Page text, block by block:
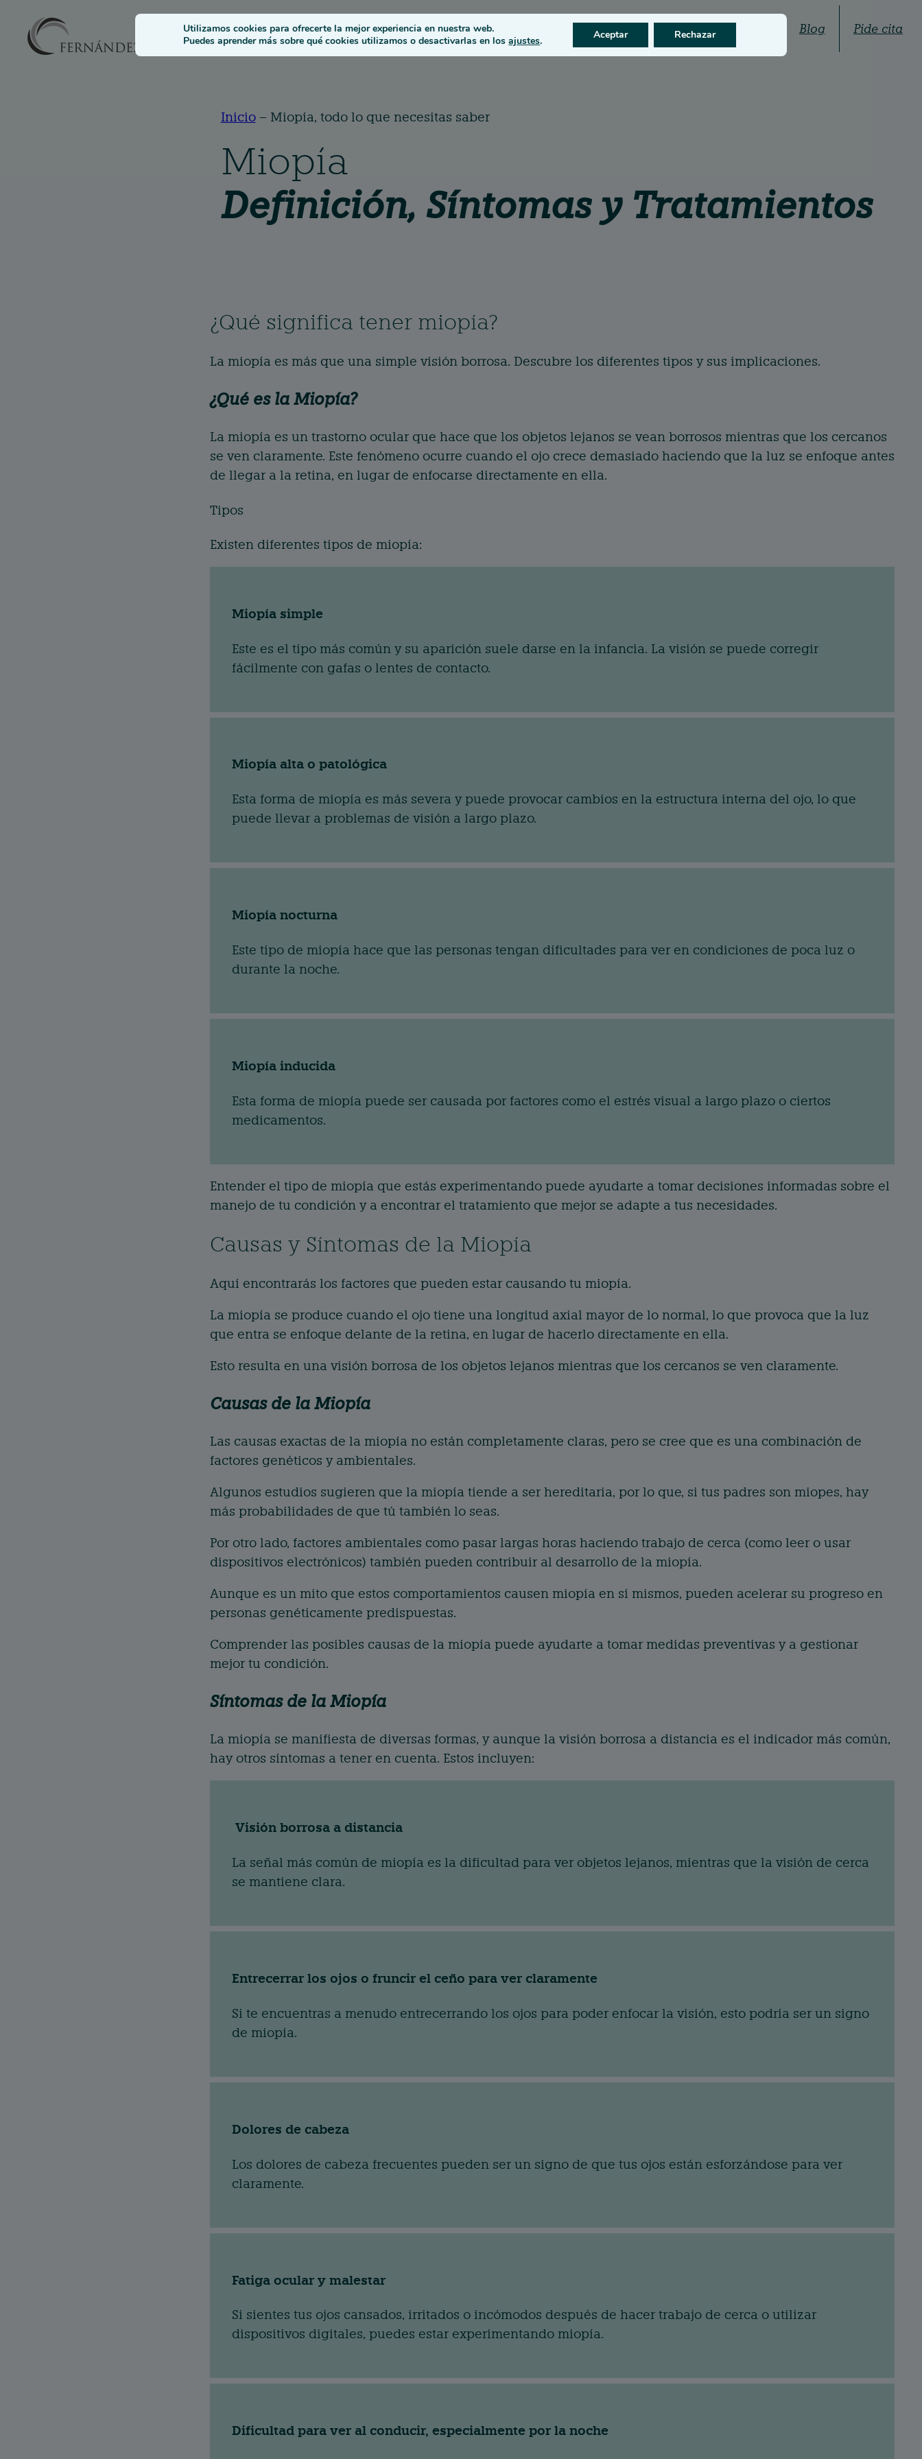
Soluciones Condiciones oculares Quiénes somos Blog Pide cita
Inicio– Miopía, todo lo que necesitas saber
Miopía
Definición, Síntomas y Tratamientos
¿Qué significa tener miopía?
La miopía es más que una simple visión borrosa. Descubre los diferentes tipos y sus implicaciones.
¿Qué es la Miopía?
La miopía es un trastorno ocular que hace que los objetos lejanos se vean borrosos mientras que los cercanos
se ven claramente. Este fenómeno ocurre cuando el ojo crece demasiado haciendo que la luz se enfoque antes
de llegar a la retina, en lugar de enfocarse directamente en ella.
Tipos
Existen diferentes tipos de miopía:
Miopía simple
Este es el tipo más común y su aparición suele darse en la infancia. La visión se puede corregir
fácilmente con gafas o lentes de contacto.
Miopía alta o patológica
Esta forma de miopía es más severa y puede provocar cambios en la estructura interna del ojo, lo que
puede llevar a problemas de visión a largo plazo.
Miopía nocturna
Este tipo de miopía hace que las personas tengan dificultades para ver en condiciones de poca luz o
durante la noche.
Miopía inducida
Esta forma de miopía puede ser causada por factores como el estrés visual a largo plazo o ciertos
medicamentos.
Entender el tipo de miopía que estás experimentando puede ayudarte a tomar decisiones informadas sobre el
manejo de tu condición y a encontrar el tratamiento que mejor se adapte a tus necesidades.
Causas y Síntomas de la Miopía
Aquí encontrarás los factores que pueden estar causando tu miopía.
La miopía se produce cuando el ojo tiene una longitud axial mayor de lo normal, lo que provoca que la luz
que entra se enfoque delante de la retina, en lugar de hacerlo directamente en ella.
Esto resulta en una visión borrosa de los objetos lejanos mientras que los cercanos se ven claramente.
Causas de la Miopía
Las causas exactas de la miopía no están completamente claras, pero se cree que es una combinación de
factores genéticos y ambientales.
Algunos estudios sugieren que la miopía tiende a ser hereditaria, por lo que, si tus padres son miopes, hay
más probabilidades de que tú también lo seas.
Por otro lado, factores ambientales como pasar largas horas haciendo trabajo de cerca (como leer o usar
dispositivos electrónicos) también pueden contribuir al desarrollo de la miopía.
Aunque es un mito que estos comportamientos causen miopía en sí mismos, pueden acelerar su progreso en
personas genéticamente predispuestas.
Comprender las posibles causas de la miopía puede ayudarte a tomar medidas preventivas y a gestionar
mejor tu condición.
Síntomas de la Miopía
La miopía se manifiesta de diversas formas, y aunque la visión borrosa a distancia es el indicador más común,
hay otros síntomas a tener en cuenta. Estos incluyen:
Visión borrosa a distancia
La señal más común de miopía es la dificultad para ver objetos lejanos, mientras que la visión de cerca
se mantiene clara.
Entrecerrar los ojos o fruncir el ceño para ver claramente
Si te encuentras a menudo entrecerrando los ojos para poder enfocar la visión, esto podría ser un signo
de miopía.
Dolores de cabeza
Los dolores de cabeza frecuentes pueden ser un signo de que tus ojos están esforzándose para ver
claramente.
Fatiga ocular y malestar
Si sientes tus ojos cansados, irritados o incómodos después de hacer trabajo de cerca o utilizar
dispositivos digitales, puedes estar experimentando miopía.
Dificultad para ver al conducir, especialmente por la noche
Utilizamos cookies para ofrecerte la mejor experiencia en nuestra web.
Puedes aprender más sobre qué cookies utilizamos o desactivarlas en losajustes. Aceptar Rechazar